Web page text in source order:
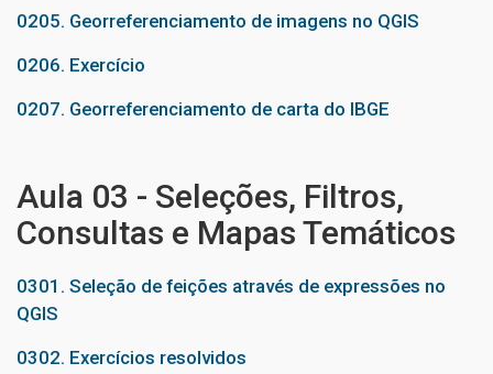
0205. Georreferenciamento de imagens no QGIS
0206. Exercício
0207. Georreferenciamento de carta do IBGE
Aula 03 - Seleções, Filtros,
Consultas e Mapas Temáticos
0301. Seleção de feições através de expressões no
QGIS
0302. Exercícios resolvidos